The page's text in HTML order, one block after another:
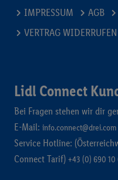
IMPRESSUM
AGB
VERTRAG WIDERRUFEN
Lidl Connect
Bei Fragen stehen wir dir
E-Mail: info.connect@drei.com
Service Hotline:
Connect Tarif) +43 (0) 690 10